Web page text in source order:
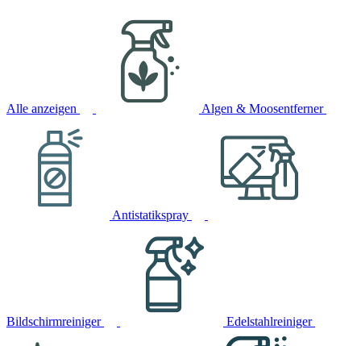
Alle anzeigen Algen & Moosentferner
Antistatikspray
Bildschirmreiniger Edelstahlreiniger